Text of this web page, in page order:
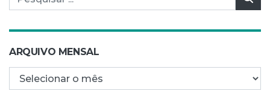
ARQUIVO MENSAL
Arquivo mensal